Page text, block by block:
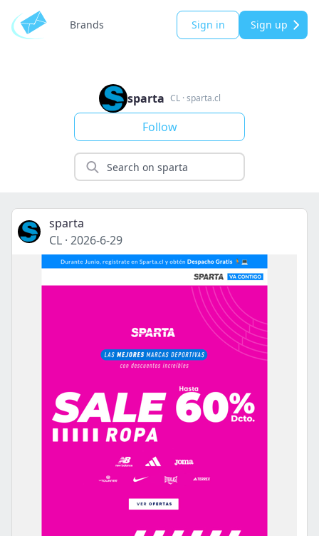
Brands Sign in Sign up
sparta CL·sparta.cl
Follow
sparta
CL · 2026-6-29